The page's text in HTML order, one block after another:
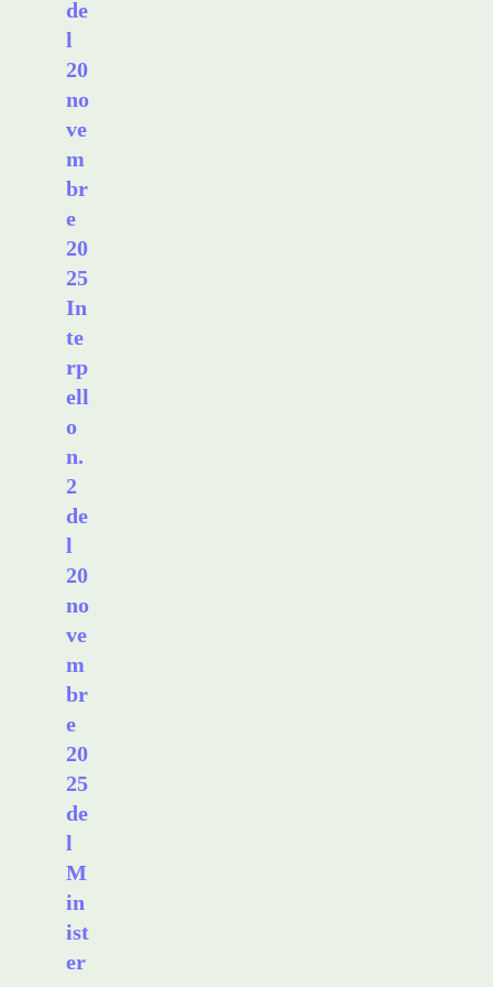
de
l
20
no
ve
m
br
e
20
25
In
te
rp
ell
o
n.
2
de
l
20
no
ve
m
br
e
20
25
de
l
M
in
ist
er